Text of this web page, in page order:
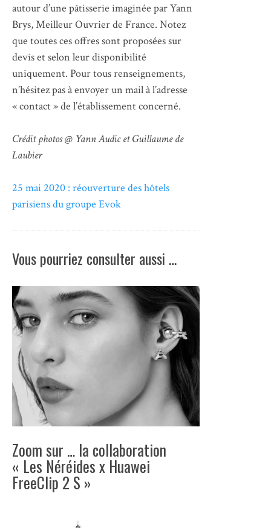
autour d’une pâtisserie imaginée par Yann
Brys, Meilleur Ouvrier de France. Notez
que toutes ces offres sont proposées sur
devis et selon leur disponibilité
uniquement. Pour tous renseignements,
n’hésitez pas à envoyer un mail à l’adresse
« contact » de l’établissement concerné.
Crédit photos @ Yann Audic et Guillaume de
Laubier
25 mai 2020 : réouverture des hôtels
parisiens du groupe Evok
Vous pourriez consulter aussi …
Zoom sur … la collaboration
« Les Néréides x Huawei
FreeClip 2 S »